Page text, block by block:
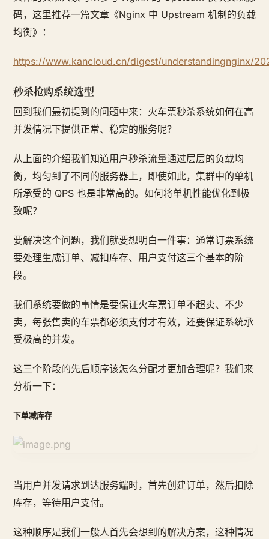
码，这里推荐一篇文章《Nginx 中 Upstream 机制的负载
均衡》：
https://www.kancloud.cn/digest/understandingnginx/
秒杀抢购系统选型
回到我们最初提到的问题中来：火车票秒杀系统如何在高
并发情况下提供正常、稳定的服务呢？
从上面的介绍我们知道用户秒杀流量通过层层的负载均
衡，均匀到了不同的服务器上，即使如此，集群中的单机
所承受的 QPS 也是非常高的。如何将单机性能优化到极
致呢？
要解决这个问题，我们就要想明白一件事：通常订票系统
要处理生成订单、减扣库存、用户支付这三个基本的阶
段。
我们系统要做的事情是要保证火车票订单不超卖、不少
卖，每张售卖的车票都必须支付才有效，还要保证系统承
受极高的并发。
这三个阶段的先后顺序该怎么分配才更加合理呢？我们来
分析一下：
下单减库存
当用户并发请求到达服务端时，首先创建订单，然后扣除
库存，等待用户支付。
这种顺序是我们一般人首先会想到的解决方案，这种情况